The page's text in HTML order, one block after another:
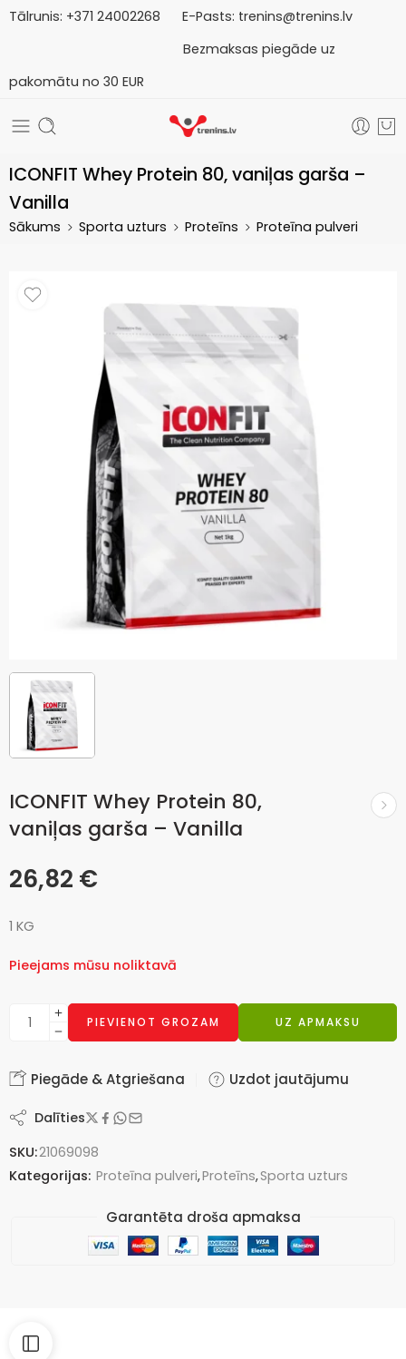
Tālrunis: +371 24002268 E-Pasts: trenins@trenins.lv
Bezmaksas piegāde uz
pakomātu no 30 EUR
ICONFIT Whey Protein 80, vaniļas garša –
Vanilla
Sākums Sporta uzturs Proteīns Proteīna pulveri
ICONFIT Whey Protein 80,
vaniļas garša – Vanilla
26,82 €
1 KG
Pieejams mūsu noliktavā
PIEVIENOT GROZAM UZ APMAKSU
Piegāde & Atgriešana Uzdot jautājumu
Dalīties
SKU:21069098
Kategorijas: Proteīna pulveri,Proteīns,Sporta uzturs
Garantēta droša apmaksa